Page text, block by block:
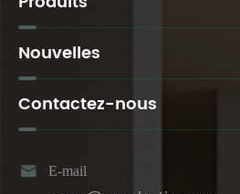
Nouvelles
Contactez-nous
 E-mail